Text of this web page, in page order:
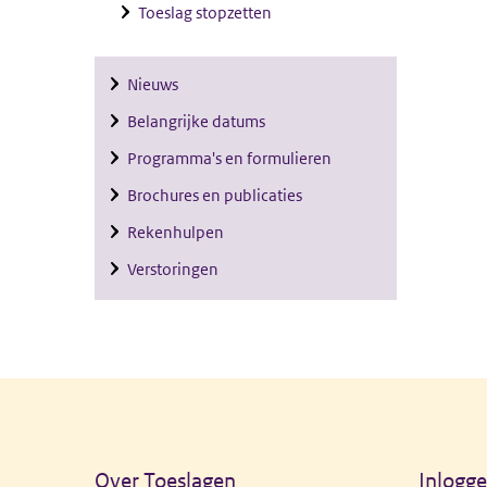
Toeslag stopzetten
Nieuws
Belangrijke datums
Programma's en formulieren
Brochures en publicaties
Rekenhulpen
Verstoringen
Over Toeslagen